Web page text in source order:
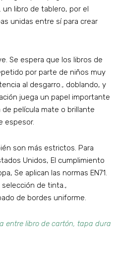
libro de tablero, por el
unidas entre sí para crear
Se espera que los libros de
por parte de niños muy
al desgarro., doblando, y
juega un papel importante
película mate o brillante
espesor.
son más estrictos. Para
Unidos, El cumplimiento
Se aplican las normas EN71.
de tinta.,
de bordes uniforme.
entre libro de cartón, tapa dura